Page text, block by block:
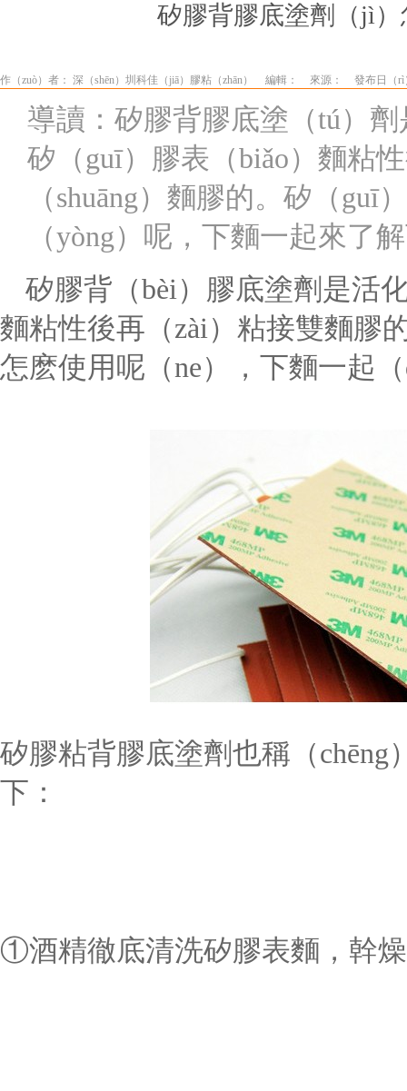
矽膠背膠底塗劑（jì
作（zuò）者： 深（shēn）圳科佳（jiā）膠粘（zhān） 編輯： 來源： 發布日（rì
導讀：矽膠背膠底塗（tú）
矽（guī）膠表（biǎo）麵粘
（shuāng）麵膠的。矽（
（yòng）呢，下麵一起來了
矽膠背（bèi）膠底塗劑是活
麵粘性後再（zài）粘接雙麵膠
怎麽使用呢（ne），下麵一起
矽膠粘背膠底塗劑也稱（
下：
①酒精徹底清洗矽膠表麵，幹